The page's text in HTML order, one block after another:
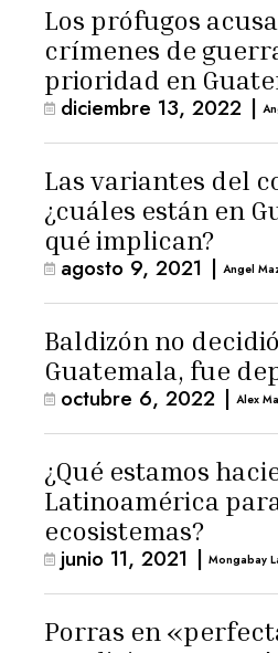
Los prófugos
crímenes de
prioridad en
diciembre 13, 2022 |
Las variantes del
¿cuáles están en
qué implican?
agosto 9, 2021 | Angel
Baldizón no
Guatemala, fue
octubre 6, 2022 | Alex
¿Qué estamos
Latinoamérica
ecosistemas?
junio 11, 2021 | Mongabay
Porras en